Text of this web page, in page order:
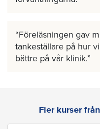
Föreläsningen gav
tankeställare på hur
bättre på vår klinik.
Fler kurser